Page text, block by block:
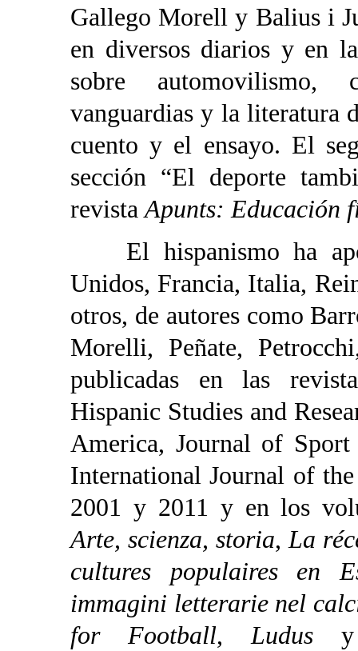
Gallego Morell y Balius i
en diversos diarios y en
sobre
vanguardias y la literatura
cuento y el ensayo. El
sección “El deporte
revistaApunts: Educación
El hispanismo ha
Unidos, Francia, Italia,
otros, de autores como
Morelli, Peñate,
publicadas en las
Hispanic Studies and
America, Journal of
International Journal of
2001 y 2011 y en los
Arte, scienza, storia,La
cultures populaires en
immagini letterarie nel
for Football,Ludus